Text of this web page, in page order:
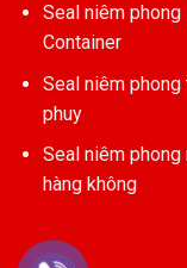
Seal niêm phong
Container
Seal niêm phong
phuy
Seal niêm phong
hàng không